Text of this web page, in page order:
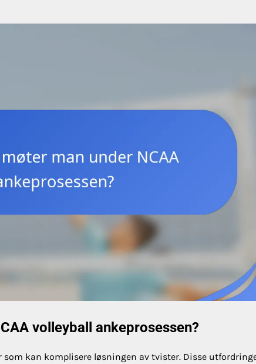
volleyball ankeprosessen?
som kan komplisere løsningen av tvister. Disse